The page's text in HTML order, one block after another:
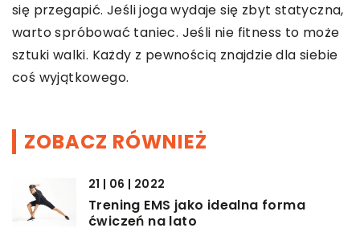
się przegapić. Jeśli joga wydaje się zbyt statyczna,
warto spróbować taniec. Jeśli nie fitness to może
sztuki walki. Każdy z pewnością znajdzie dla siebie
coś wyjątkowego.
ZOBACZ RÓWNIEŻ
21 | 06 | 2022
Trening EMS jako idealna forma
ćwiczeń na lato